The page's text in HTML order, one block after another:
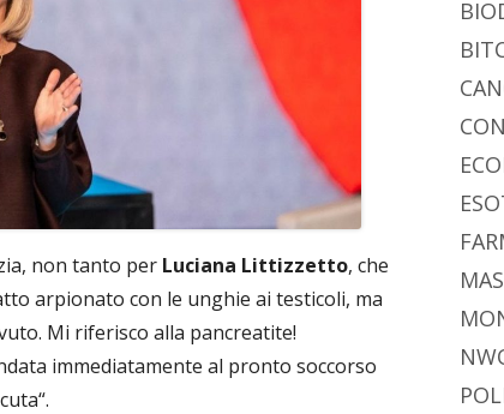
non tanto per Luciana Littizzetto, che
arpionato con le unghie ai testicoli, ma
Mi riferisco alla pancreatite!
immediatamente al pronto soccorso